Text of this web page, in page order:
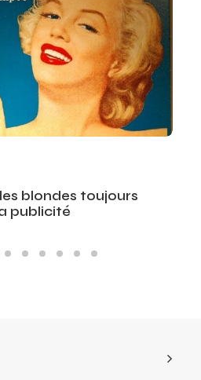
blondes toujours
publicité